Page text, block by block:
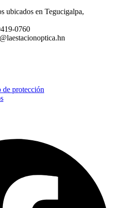
ubicados en Tegucigalpa,
0760
de protección